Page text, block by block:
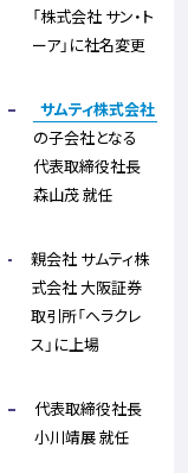
「株式会社 サン・ト
ーア」に社名変更
サムティ株式会社
の子会社となる
代表取締役社長
森山茂 就任
親会社 サムティ株
式会社 大阪証券
取引所「ヘラクレ
ス」に上場
代表取締役社長
小川靖展 就任